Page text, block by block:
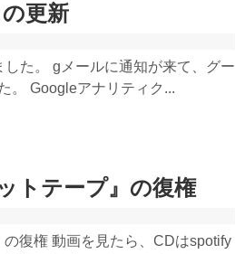
更新
た。 gメールに通知が来て、グー
。 Googleアナリティク...
トテープ』の復権
の復権 動画を見たら、CDはspotify